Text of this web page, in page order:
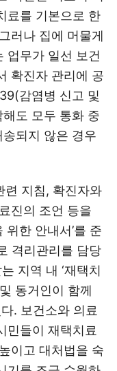
료를 기본으로 한
러나 집에 머물게
업무가 일선 보건
확진자 관리에 공
감염병 신고 및
도 모두 통화 중
송되지 않은 경우
련 지침, 확진자와
진의 조언 등을
위한 안내서’를 준
격리관리를 담당
지역 내 ‘재택치
동거인이 함께
. 보건소와 의료
민들이 재택치료
이고 대처법을 숙